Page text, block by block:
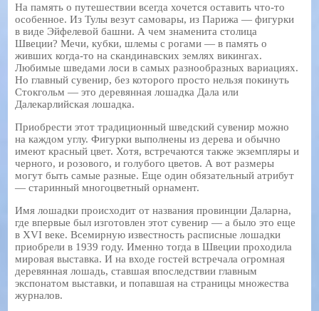
На память о путешествии всегда хочется оставить что-то
особенное. Из Тулы везут самовары, из Парижа — фигурки
в виде Эйфелевой башни. А чем знаменита столица
Швеции? Мечи, кубки, шлемы с рогами — в память о
живших когда-то на скандинавских землях викингах.
Любимые шведами лоси в самых разнообразных вариациях.
Но главный сувенир, без которого просто нельзя покинуть
Стокгольм — это деревянная лошадка Дала или
Далекарлийская лошадка.
Приобрести этот традиционный шведский сувенир можно
на каждом углу. Фигурки выполнены из дерева и обычно
имеют красный цвет. Хотя, встречаются также экземпляры и
черного, и розового, и голубого цветов. А вот размеры
могут быть самые разные. Еще один обязательный атрибут
— старинный многоцветный орнамент.
Имя лошадки происходит от названия провинции Даларна,
где впервые был изготовлен этот сувенир — а было это еще
в XVI веке. Всемирную известность расписные лошадки
приобрели в 1939 году. Именно тогда в Швеции проходила
мировая выставка. И на входе гостей встречала огромная
деревянная лошадь, ставшая впоследствии главным
экспонатом выставки, и попавшая на страницы множества
журналов.